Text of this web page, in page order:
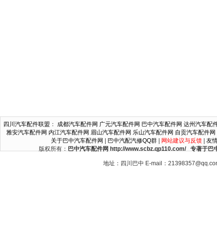
四川汽车配件联盟 ： 成都汽车配件网 广元汽车配件网 巴中汽车配件网 达州汽车配
雅安汽车配件网 内江汽车配件网 眉山汽车配件网 乐山汽车配件网 自贡汽车配件网
关于巴中汽车配件网
巴中汽配汽修QQ群| 网站建议与反馈| 友
版权所有： 巴中汽车配件网 http://www.scbz.qp110.com/ 专著于巴
地址：四川巴中 E-mail：